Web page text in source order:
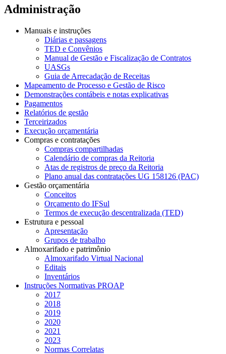
Administração
Manuais e instruções
Diárias e passagens
TED e Convênios
Manual de Gestão e Fiscalização de Contratos
UASGs
Guia de Arrecadação de Receitas
Mapeamento de Processo e Gestão de Risco
Demonstrações contábeis e notas explicativas
Pagamentos
Relatórios de gestão
Terceirizados
Execução orçamentária
Compras e contratações
Compras compartilhadas
Calendário de compras da Reitoria
Atas de registros de preço da Reitoria
Plano anual das contratações UG 158126 (PAC)
Gestão orçamentária
Conceitos
Orçamento do IFSul
Termos de execução descentralizada (TED)
Estrutura e pessoal
Apresentação
Grupos de trabalho
Almoxarifado e patrimônio
Almoxarifado Virtual Nacional
Editais
Inventários
Instruções Normativas PROAP
2017
2018
2019
2020
2021
2023
Normas Correlatas